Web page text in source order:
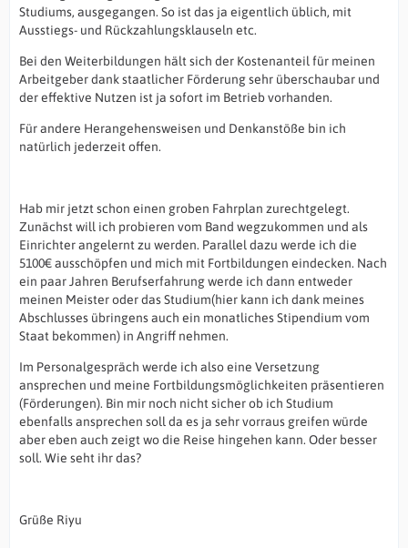
Studiums, ausgegangen. So ist das ja eigentlich üblich, mit
Ausstiegs- und Rückzahlungsklauseln etc.
Bei den Weiterbildungen hält sich der Kostenanteil für meinen
Arbeitgeber dank staatlicher Förderung sehr überschaubar und
der effektive Nutzen ist ja sofort im Betrieb vorhanden.
Für andere Herangehensweisen und Denkanstöße bin ich
natürlich jederzeit offen.
Hab mir jetzt schon einen groben Fahrplan zurechtgelegt.
Zunächst will ich probieren vom Band wegzukommen und als
Einrichter angelernt zu werden. Parallel dazu werde ich die
5100€ ausschöpfen und mich mit Fortbildungen eindecken. Nach
ein paar Jahren Berufserfahrung werde ich dann entweder
meinen Meister oder das Studium(hier kann ich dank meines
Abschlusses übringens auch ein monatliches Stipendium vom
Staat bekommen) in Angriff nehmen.
Im Personalgespräch werde ich also eine Versetzung
ansprechen und meine Fortbildungsmöglichkeiten präsentieren
(Förderungen). Bin mir noch nicht sicher ob ich Studium
ebenfalls ansprechen soll da es ja sehr vorraus greifen würde
aber eben auch zeigt wo die Reise hingehen kann. Oder besser
soll. Wie seht ihr das?
Grüße Riyu